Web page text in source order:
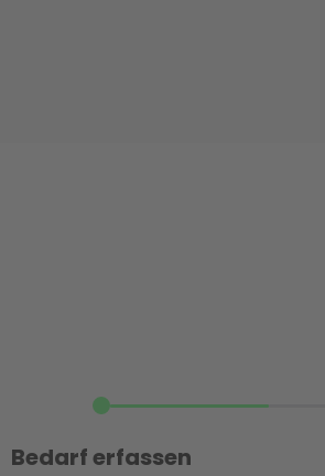
Bedarf erfassen